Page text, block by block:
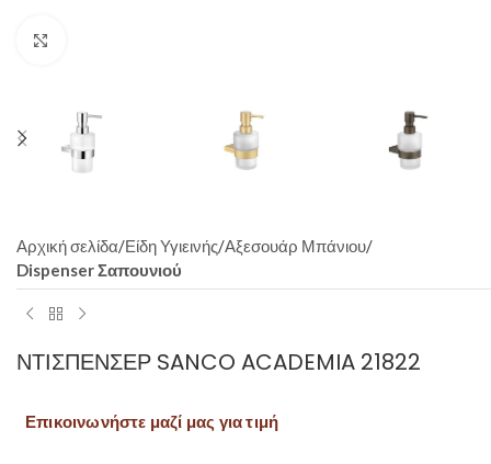
Αρχική σελίδα Είδη Υγιεινής Αξεσουάρ Μπάνιου
Dispenser Σαπουνιού
ΝΤΙΣΠΈΝΣΕΡ SANCO ACADEMIA 21822
Επικοινωνήστε μαζί μας για τιμή